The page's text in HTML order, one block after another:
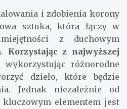
i zdobienia korony
sztuka, która łączy w
z duchowym
Korzystając z najwyższej
wykorzystując różnorodne
dzieło, które będzie
Jednak niezależnie od
elementem jest